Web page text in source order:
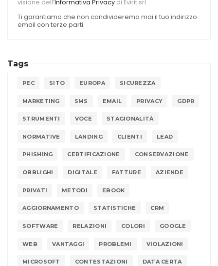
visione dell’Informativa Privacy di Evirit srl.
Ti garantiamo che non condivideremo mai il tuo indirizzo
email con terze parti.
Tags
PEC SITO EUROPA SICUREZZA
MARKETING SMS EMAIL PRIVACY GDPR
STRUMENTI VOCE STAGIONALITÀ
NORMATIVE LANDING CLIENTI LEAD
PHISHING CERTIFICAZIONE CONSERVAZIONE
OBBLIGHI DIGITALE FATTURE AZIENDE
PRIVATI METODI EBOOK
AGGIORNAMENTO STATISTICHE CRM
SOFTWARE RELAZIONI COLORI GOOGLE
WEB VANTAGGI PROBLEMI VIOLAZIONI
MICROSOFT CONTESTAZIONI DATA CERTA